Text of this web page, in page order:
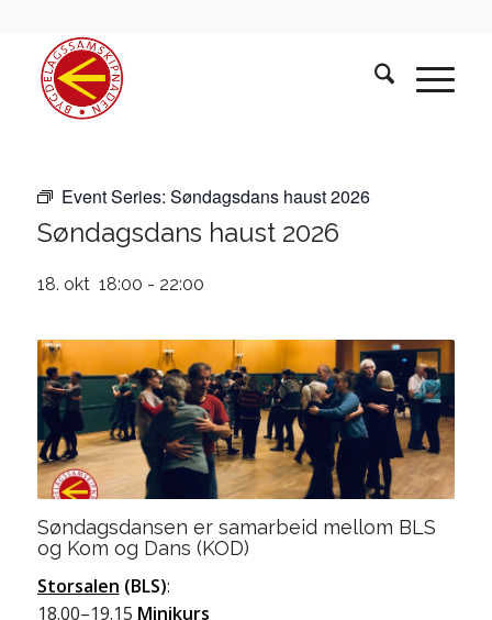
Event Series: Søndagsdans haust 2026
Søndagsdans haust 2026
18. okt 18:00 - 22:00
Søndagsdansen er samarbeid mellom BLS
og Kom og Dans (KOD)
Storsalen (BLS):
18.00–19.15 Minikurs